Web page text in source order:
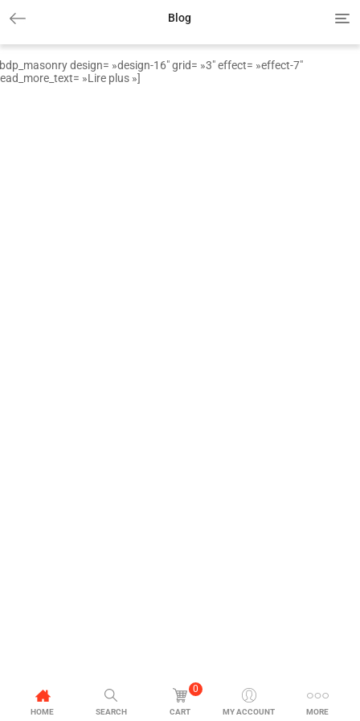
Blog
design= »design-16″ grid= »3″ effect= »effect-7″
»Lire plus »]
HOME SEARCH
0
CART MY ACCOUNT MORE